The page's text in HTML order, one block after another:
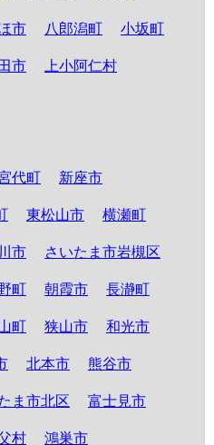
市 八郎潟町 小坂町
市 上小阿仁村
代町 新座市
東松山市 横瀬町
市 さいたま市岩槻区
町 朝霞市 長瀞町
町 狭山市 和光市
北本市 熊谷市
ま市北区 富士見市
村 鴻巣市